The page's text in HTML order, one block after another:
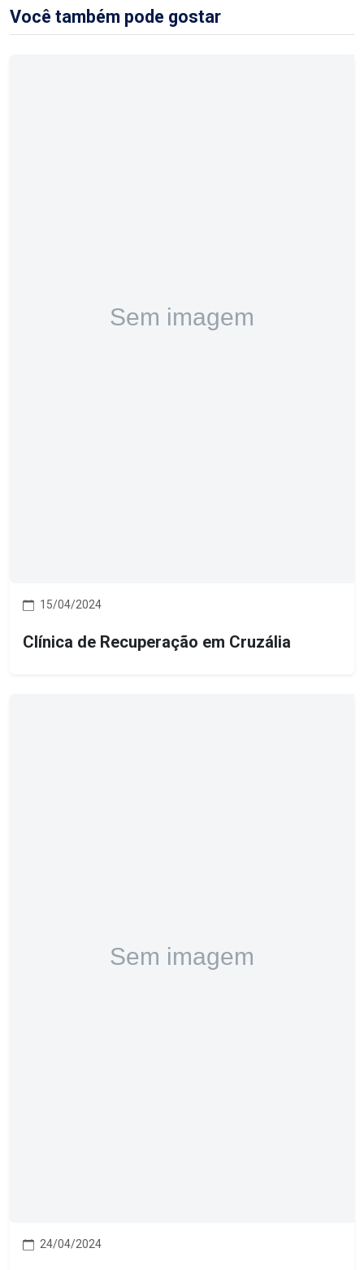
Você também pode gostar
15/04/2024
Clínica de Recuperação em Cruzália
24/04/2024